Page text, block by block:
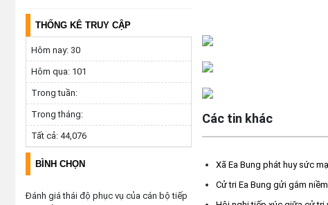
THỐNG KÊ TRUY CẬP
Hôm nay: 30
Hôm qua: 101
Trong tuần:
Trong tháng:
Tất cả: 44,076
BÌNH CHỌN
Đánh giá thái độ phục vụ của cán bộ tiếp
Các tin khác
Xã Ea Bung phát huy sức
Cử tri Ea Bung gửi gắm